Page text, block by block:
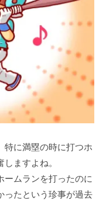
特に満塁の時に打つホ
ますよね。
ームランを打ったのに
ったという珍事が過去